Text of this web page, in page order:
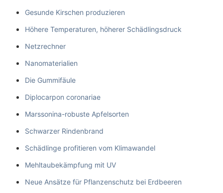
Gesunde Kirschen produzieren
Höhere Temperaturen, höherer Schädlingsdruck
Netzrechner
Nanomaterialien
Die Gummifäule
Diplocarpon coronariae
Marssonina-robuste Apfelsorten
Schwarzer Rindenbrand
Schädlinge profitieren vom Klimawandel
Mehltaubekämpfung mit UV
Neue Ansätze für Pflanzenschutz bei Erdbeeren